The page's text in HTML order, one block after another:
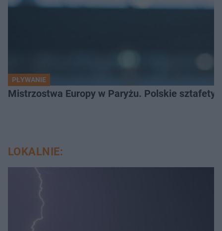
PŁYWANIE
Mistrzostwa Europy w Paryżu. Polskie sztafety
LOKALNIE: